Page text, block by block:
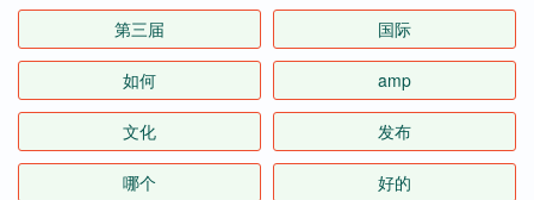
第三届 国际
如何 amp
文化 发布
哪个 好的